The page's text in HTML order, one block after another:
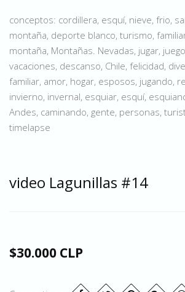
conceptos: cordillera, esquí, nieve, frio,
montaña, deporte blanco, turismo,
montaña, Montañas. Nevadas, jugar,
vacaciones, descanso, Chile, felicidad,
familiar, amor, hogar, esposos, jugando,
invierno, invernal, esquiar, esquí,
Andes, caminando, gente, personas,
timelapse
video Lagunillas #14
$30.000 CLP